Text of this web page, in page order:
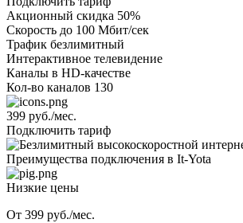
Акционный скидка 50%
Скорость до 100 Мбит/сек
Трафик безлимитный
Интерактивное телевидение
Каналы в HD-качестве
Кол-во каналов 130
399 руб./мес.
Подключить тариф
Преимущества подключения в It-Yota
Низкие цены
От 399 руб./мес.